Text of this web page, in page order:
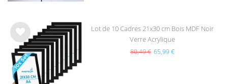
List
e de
sou
hait
s
Lot de 10 Cadres 21x30 cm Bois MDF Noir
Verre Acrylique
80,49 € 65,99 €